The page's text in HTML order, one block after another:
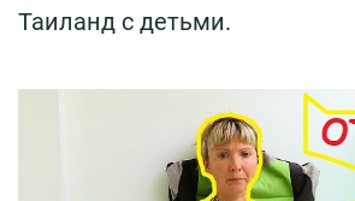
Таиланд с детьми.